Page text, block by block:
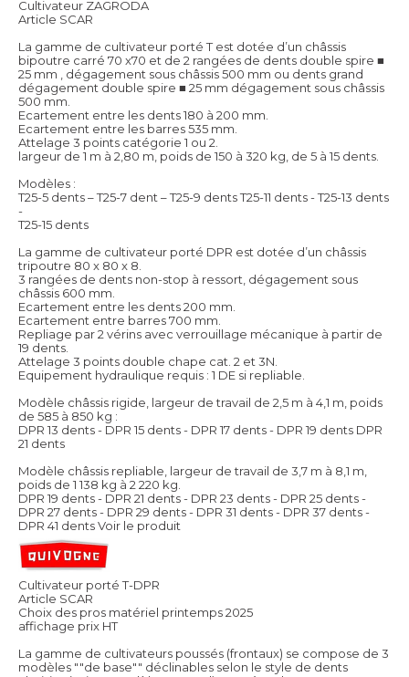
Cultivateur ZAGRODA
Article SCAR
La gamme de cultivateur porté T est dotée d’un châssis
bipoutre carré 70 x70 et de 2 rangées de dents double spire ■
25 mm , dégagement sous châssis 500 mm ou dents grand
dégagement double spire ■ 25 mm dégagement sous châssis
500 mm.
Ecartement entre les dents 180 à 200 mm.
Ecartement entre les barres 535 mm.
Attelage 3 points catégorie 1 ou 2.
largeur de 1 m à 2,80 m, poids de 150 à 320 kg, de 5 à 15 dents.
Modèles :
T25-5 dents – T25-7 dent – T25-9 dents T25-11 dents - T25-13 dents
-
T25-15 dents
La gamme de cultivateur porté DPR est dotée d’un châssis
tripoutre 80 x 80 x 8.
3 rangées de dents non-stop à ressort, dégagement sous
châssis 600 mm.
Ecartement entre les dents 200 mm.
Ecartement entre barres 700 mm.
Repliage par 2 vérins avec verrouillage mécanique à partir de
19 dents.
Attelage 3 points double chape cat. 2 et 3N.
Equipement hydraulique requis : 1 DE si repliable.
Modèle châssis rigide, largeur de travail de 2,5 m à 4,1 m, poids
de 585 à 850 kg :
DPR 13 dents - DPR 15 dents - DPR 17 dents - DPR 19 dents DPR
21 dents
Modèle châssis repliable, largeur de travail de 3,7 m à 8,1 m,
poids de 1 138 kg à 2 220 kg.
DPR 19 dents - DPR 21 dents - DPR 23 dents - DPR 25 dents -
DPR 27 dents - DPR 29 dents - DPR 31 dents - DPR 37 dents -
DPR 41 dentsVoir le produit
Cultivateur porté T-DPR
Article SCAR
Choix des pros matériel printemps 2025
affichage prix HT
La gamme de cultivateurs poussés (frontaux) se compose de 3
modèles ""de base"" déclinables selon le style de dents